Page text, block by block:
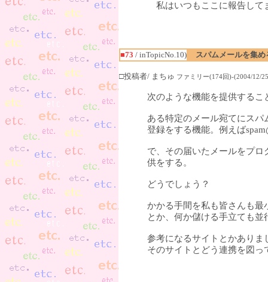
私はいつもここに報告して
■73 / inTopicNo.10) スパムメールを集め
□投稿者/ まちゅ ファミリー(174回)-(2004/12/
次のような機能を提供するこ
ある特定のメール宛てにス
登録をする機能。例えば
で、その届いたメールをプ
供をする。
どうでしょう？
かかる手間を私も皆さんも
とか、何か儲ける手立ても
参考になるサイトとかありま
そのサイトとどう連携を図